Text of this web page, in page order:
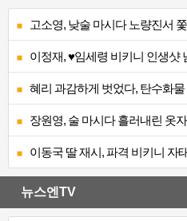
고소영, 낮술 마시다 노량진서
이정재, ♥임세령 비키니 인생
혜리 과감하게 벗었다, 탄수화물
장원영, 술 마시다 흘러내린 옷
이동국 딸 재시, 파격 비키니 자
뉴스엔TV